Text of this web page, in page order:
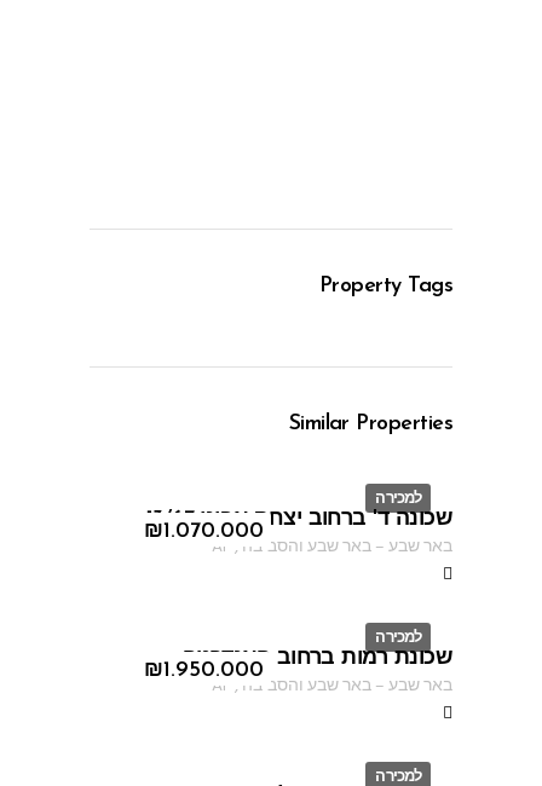
Property Tags
Similar Properties
למכירה
ID
₪1.070.000
שכונה ד' ברחוב יצחק אבינו 13/67
באר שבע–באר שבע והסביבה ,
AF
למכירה
ID
₪1.950.000
שכונת רמות ברחוב האנדרטה
באר שבע–באר שבע והסביבה ,
AF
למכירה